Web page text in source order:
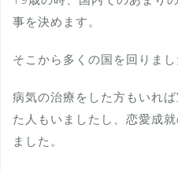
事を決めます。
そこから多くの国を回りまし
病気の治療をした方もいれ
た人もいましたし、恋愛成
ました。